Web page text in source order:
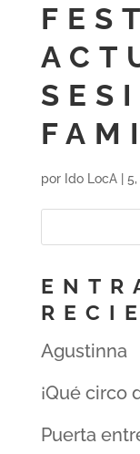
por Ido LocA| 5,
Agustinna
¡Qué circo
Puerta